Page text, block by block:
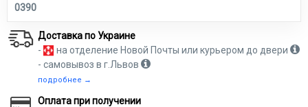
0390
Доставка по Украине
-
на отделение Новой Почты или курьером до двери
- самовывоз в г.Львов
подробнее →
Оплата при получении